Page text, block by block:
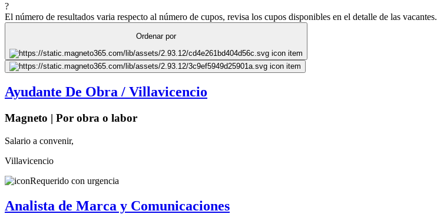
?
El número de resultados varia respecto al número de cupos, revisa los cupos disponibles en el detalle de las vacantes.
Ordenar por
Ayudante De Obra / Villavicencio
Magneto | Por obra o labor
Salario a convenir,
Villavicencio
Requerido con urgencia
Analista de Marca y Comunicaciones